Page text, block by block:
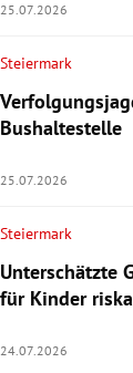
25.07.2026
Steiermark
Bushaltestelle
25.07.2026
Steiermark
Unterschätzte
für Kinder
24.07.2026